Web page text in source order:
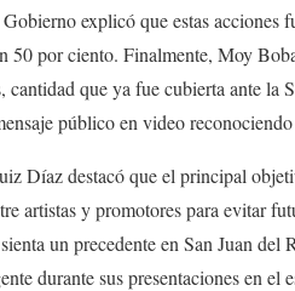
explicó que estas acciones
50 por ciento. Finalmente, Moy
cantidad que ya fue cubierta ante
público en video
Díaz destacó que el principal
artistas y promotores para evitar
un precedente en San Juan
durante sus presentaciones en el